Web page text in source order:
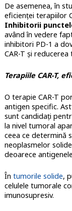
De asemenea, în
eficienței terapiilor
Inhibitorii
având în vedere
inhibitori PD-1 a
CAR-T și reducerea
Terapiile CAR-T,
O terapie CAR-T
antigen specific.
sunt candidați
la nivel tumoral
ceea ce determină
neoplasmelor
deoarece
În tumorile solide,
celulele tumorale
imunosupresiv.